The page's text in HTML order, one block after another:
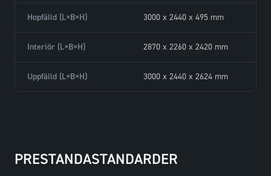
Hopfälld (L×B×H) 3000 x 2440 x 495 mm
Interiör (L×B×H) 2870 x 2260 x 2420 mm
Uppfälld (L×B×H) 3000 x 2440 x 2624 mm
PRESTANDASTANDARDER